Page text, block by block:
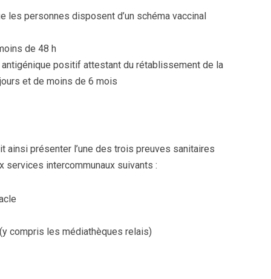
les personnes disposent d’un schéma vaccinal
de 48 h
antigénique positif attestant du rétablissement de la
et de moins de 6 mois
ainsi présenter l’une des trois preuves sanitaires
services intercommunaux suivants :
compris les médiathèques relais)